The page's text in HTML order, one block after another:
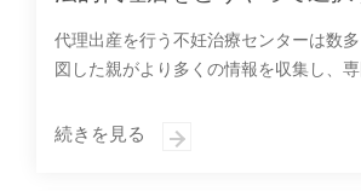
代理出産を行う不妊治療センターは数
図した親がより多くの情報を収集し、
続きを見る